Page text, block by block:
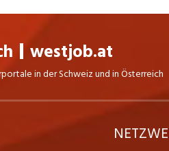
westjob.at
in der Schweiz und in Österreich